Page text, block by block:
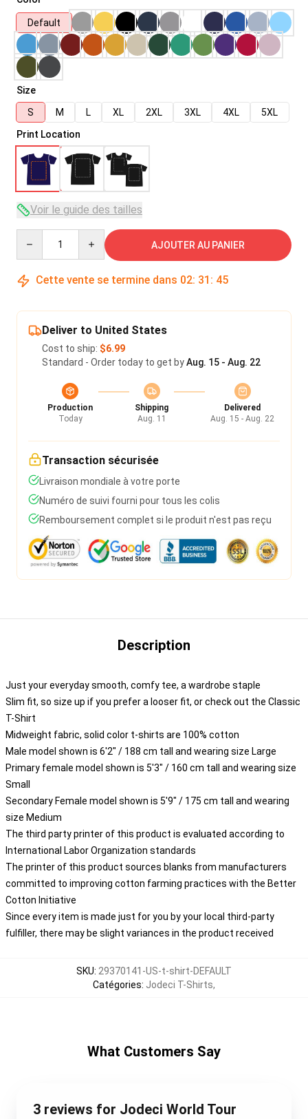
Default
Size
S
M L XL 2XL 3XL 4XL
5XL
Print Location
Voir le guide des tailles
AJOUTER AU PANIER
Cette vente se termine dans 02: 31 : 45
Deliver to United States
Cost to ship: $6.99
Standard - Order today to get byAug. 15 - Aug. 22
Production
Today
Shipping
Aug. 11
Delivered
Aug. 15 - Aug. 22
Transaction sécurisée
Livraison mondiale à votre porte
Numéro de suivi fourni pour tous les colis
Remboursement complet si le produit n'est pas reçu
Description
Just your everyday smooth, comfy tee, a wardrobe staple
Slim fit, so size up if you prefer a looser fit, or check out the Classic
T-Shirt
Midweight fabric, solid color t-shirts are 100% cotton
Male model shown is 6'2" / 188 cm tall and wearing size Large
Primary female model shown is 5'3" / 160 cm tall and wearing size
Small
Secondary Female model shown is 5'9" / 175 cm tall and wearing
size Medium
The third party printer of this product is evaluated according to
International Labor Organization standards
The printer of this product sources blanks from manufacturers
committed to improving cotton farming practices with the Better
Cotton Initiative
Since every item is made just for you by your local third-party
fulfiller, there may be slight variances in the product received
SKU: 29370141-US-t-shirt-DEFAULT
Catégories: Jodeci T-Shirts,
What Customers Say
3 reviews for Jodeci World Tour